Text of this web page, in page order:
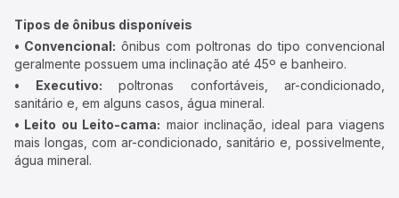
Tipos de ônibus disponíveis
• Convencional: ônibus com poltronas do tipo convencional
geralmente possuem uma inclinação até 45º e banheiro.
• Executivo: poltronas confortáveis, ar-condicionado,
sanitário e, em alguns casos, água mineral.
• Leito ou Leito-cama: maior inclinação, ideal para viagens
mais longas, com ar-condicionado, sanitário e, possivelmente,
água mineral.